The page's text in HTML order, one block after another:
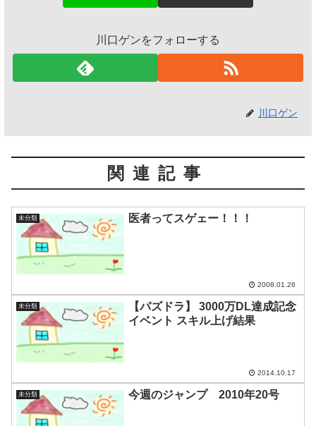
川口ゲンをフォローする
川口ゲン
関連記事
未分類 医者ってスゲェー！！！
2008.01.26
未分類
【パズドラ】 3000万DL達成記念
イベント スキル上げ結果
2014.10.17
未分類 今週のジャンプ 2010年20号